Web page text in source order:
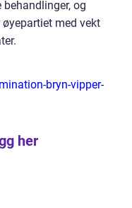
og
med vekt
bryn-vipper-
her